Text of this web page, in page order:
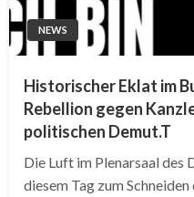
NEWS
Historischer Eklat im
Rebellion gegen
politischen Demut.T
Die Luft im Plenarsaal des
diesem Tag zum